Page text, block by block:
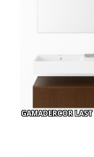
GAMADERCOR LAST